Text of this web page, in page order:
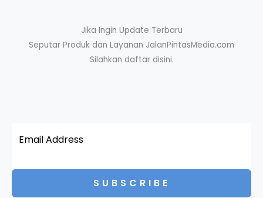
Jika Ingin Update Terbaru
Seputar Produk dan Layanan JalanPintasMedia.com
Silahkan daftar disini.
SUBSCRIBE